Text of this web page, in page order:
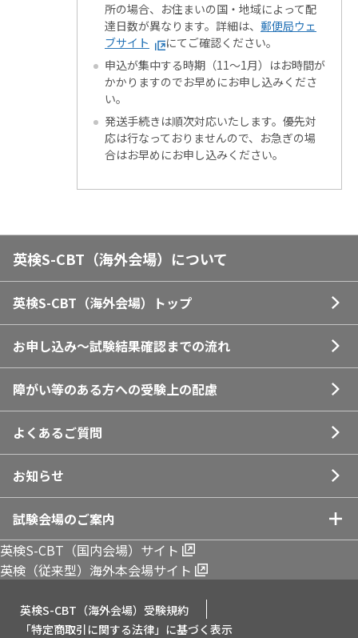
所の場合、お住まいの国・地域によって配
達日数が異なります。詳細は、 郵便局ウェ
ブサイト
にてご確認ください。
申込が集中する時期（11～1月）はお時間が
かかりますのでお早めにお申し込みくださ
い。
発送手続きは順次対応いたします。優先対
応は行なっておりませんので、お急ぎの場
合はお早めにお申し込みください。
英検S-CBT（海外会場）について
英検S-CBT（海外会場）トップ
お申し込み～試験結果確認までの流れ
障がい等のある方への受験上の配慮
よくあるご質問
お知らせ
試験会場のご案内
ロサンゼルス
ニューヨーク
英検S-CBT（国内会場）サイト
英検（従来型）海外本会場サイト
英検S-CBT（海外会場）受験規約
「特定商取引に関する法律」に基づく表示